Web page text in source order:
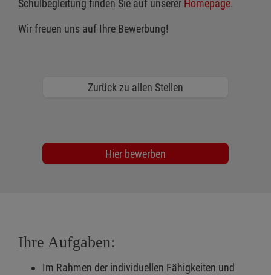
Schulbegleitung finden Sie auf unserer Homepage.
Wir freuen uns auf Ihre Bewerbung!
Zurück zu allen Stellen
Hier bewerben
Ihre Aufgaben:
Im Rahmen der individuellen Fähigkeiten und